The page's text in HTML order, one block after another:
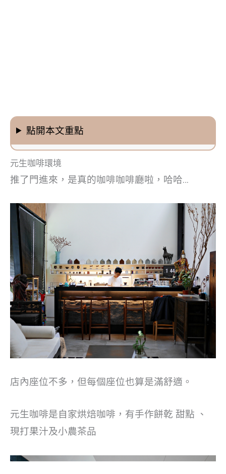
點開本文重點
元生咖啡環境
推了門進來，是真的咖啡咖啡廳啦，哈哈…
店內座位不多，但每個座位也算是滿舒適。
元生咖啡是自家烘焙咖啡，有手作餅乾 甜點 、
現打果汁及小農茶品